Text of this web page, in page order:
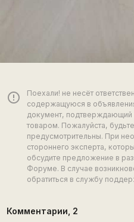
error_outline
Поехали! не несёт
содержащуюся в
документ, подтверждающий
товаром. Пожалуйста,
предусмотрительны. При
стороннего эксперта,
обсудите предложение в
Форуме. В случае
обратиться в службу
Комментарии, 2